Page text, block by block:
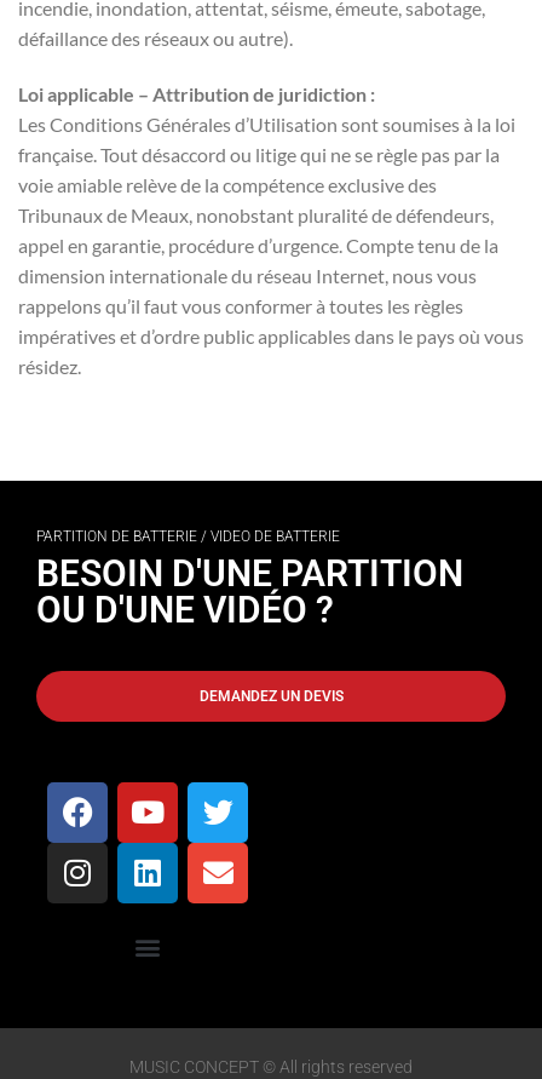
incendie, inondation, attentat, séisme, émeute, sabotage,
défaillance des réseaux ou autre).
Loi applicable – Attribution de juridiction :
Les Conditions Générales d’Utilisation sont soumises à la loi
française. Tout désaccord ou litige qui ne se règle pas par la
voie amiable relève de la compétence exclusive des
Tribunaux de Meaux, nonobstant pluralité de défendeurs,
appel en garantie, procédure d’urgence. Compte tenu de la
dimension internationale du réseau Internet, nous vous
rappelons qu’il faut vous conformer à toutes les règles
impératives et d’ordre public applicables dans le pays où vous
résidez.
PARTITION DE BATTERIE / VIDEO DE BATTERIE
BESOIN D'UNE PARTITION
OU D'UNE VIDÉO ?
DEMANDEZ UN DEVIS
MUSIC CONCEPT © All rights reserved